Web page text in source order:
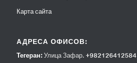
Карта сайта
АДРЕСА ОФИСОВ:
Тегеран:Улица Зафар. +982126412584